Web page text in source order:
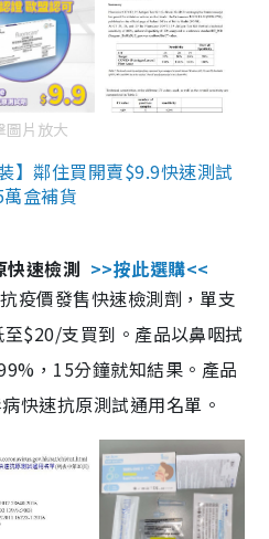
圖片放大
】鄰住買開賣$9.9快速測試
盒補貨
快速檢測 >>按此選購<<
疫價發售快速檢測劑，單支
$20/支買到。產品以鼻咽拭
，15分鐘就知結果。產品
快速抗原測試通用名單。